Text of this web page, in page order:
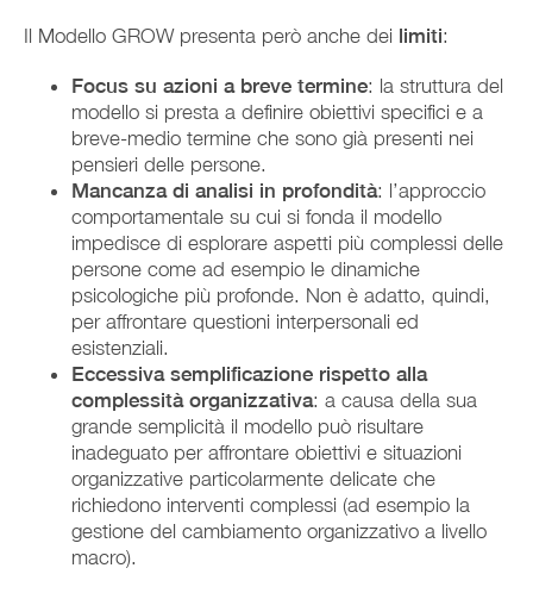
Il Modello GROW presenta però anche dei limiti:
Focus su azioni a breve termine: la struttura del
modello si presta a definire obiettivi specifici e a
breve-medio termine che sono già presenti nei
pensieri delle persone.
Mancanza di analisi in profondità: l’approccio
comportamentale su cui si fonda il modello
impedisce di esplorare aspetti più complessi delle
persone come ad esempio le dinamiche
psicologiche più profonde. Non è adatto, quindi,
per affrontare questioni interpersonali ed
esistenziali.
Eccessiva semplificazione rispetto alla
complessità organizzativa: a causa della sua
grande semplicità il modello può risultare
inadeguato per affrontare obiettivi e situazioni
organizzative particolarmente delicate che
richiedono interventi complessi (ad esempio la
gestione del cambiamento organizzativo a livello
macro).